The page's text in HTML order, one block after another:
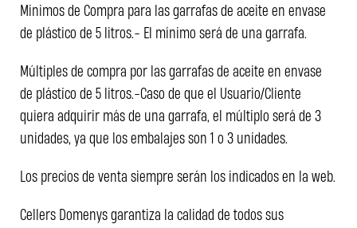
Mínimos de Compra para las garrafas de aceite en envase
de plástico de 5 litros.- El mínimo será de una garrafa.
Múltiples de compra por las garrafas de aceite en envase
de plástico de 5 litros.-Caso de que el Usuario/Cliente
quiera adquirir más de una garrafa, el múltiplo será de 3
unidades, ya que los embalajes son 1 o 3 unidades.
Los precios de venta siempre serán los indicados en la web.
Cellers Domenys garantiza la calidad de todos sus